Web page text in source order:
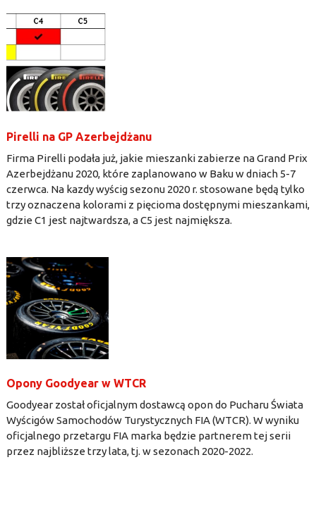
Pirelli na GP Azerbejdżanu
Firma Pirelli podała już, jakie mieszanki zabierze na Grand Prix
Azerbejdżanu 2020, które zaplanowano w Baku w dniach 5-7
czerwca. Na kazdy wyścig sezonu 2020 r. stosowane będą tylko
trzy oznaczena kolorami z pięcioma dostępnymi mieszankami,
gdzie C1 jest najtwardsza, a C5 jest najmiększa.
Opony Goodyear w WTCR
Goodyear został oficjalnym dostawcą opon do Pucharu Świata
Wyścigów Samochodów Turystycznych FIA (WTCR). W wyniku
oficjalnego przetargu FIA marka będzie partnerem tej serii
przez najbliższe trzy lata, tj. w sezonach 2020-2022.